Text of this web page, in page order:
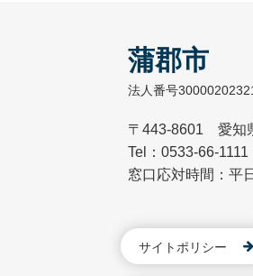
蒲郡市
法人番号
〒443-8601 愛知
Tel：0533-66-1111
窓口応対時間：平
サイトポリシー